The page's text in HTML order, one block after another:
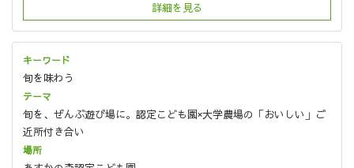
詳細を見る
旬を味わう
旬を、ぜんぶ遊び場に。認定こども園×大学農場の「おいしい」ご
近所付き合い